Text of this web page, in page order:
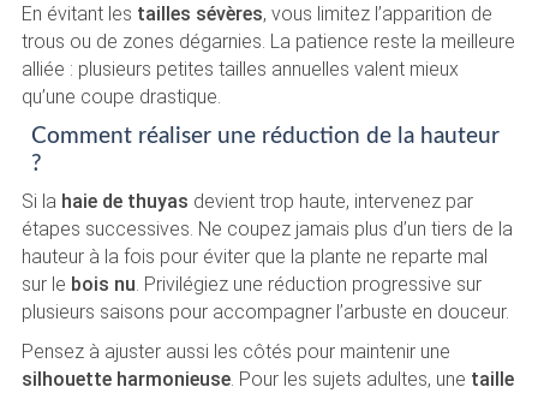
En évitant les tailles sévères, vous limitez l’apparition de
trous ou de zones dégarnies. La patience reste la meilleure
alliée : plusieurs petites tailles annuelles valent mieux
qu’une coupe drastique.
Comment réaliser une réduction de la hauteur
?
Si la haie de thuyas devient trop haute, intervenez par
étapes successives. Ne coupez jamais plus d’un tiers de la
hauteur à la fois pour éviter que la plante ne reparte mal
sur le bois nu. Privilégiez une réduction progressive sur
plusieurs saisons pour accompagner l’arbuste en douceur.
Pensez à ajuster aussi les côtés pour maintenir une
silhouette harmonieuse. Pour les sujets adultes, une taille